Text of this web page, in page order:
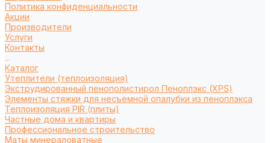
Политика конфиденциальности
Акции
Производители
Услуги
Контакты
...
Каталог
Утеплители (теплоизоляция)
Экструдированный пенополистирол Пеноплэкс (XPS)
Элементы стяжки для несъемной опалубки из пеноплэкса
Теплоизоляция PIR (плиты)
Частные дома и квартиры
Профессиональное строительство
Маты минераловатные